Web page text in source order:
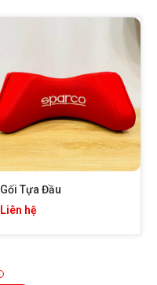
Gối Tựa Đầu
Liên hệ